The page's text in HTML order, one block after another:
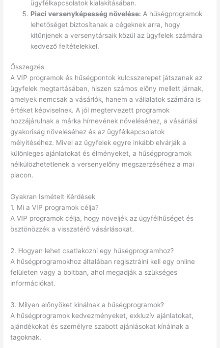
ügyfélkapcsolatok kialakításában.
Piaci versenyképesség növelése: A hűségprogramok
lehetőséget biztosítanak a cégeknek arra, hogy
kitűnjenek a versenytársaik közül az ügyfelek számára
kedvező feltételekkel.
Összegzés
A VIP programok és hűségpontok kulcsszerepet játszanak az
ügyfelek megtartásában, hiszen számos előny mellett járnak,
amelyek nemcsak a vásárlók, hanem a vállalatok számára is
értéket képviselnek. A jól megtervezett programok
hozzájárulnak a márka hírnevének növeléséhez, a vásárlási
gyakoriság növeléséhez és az ügyfélkapcsolatok
mélyítéséhez. Mivel az ügyfelek egyre inkább elvárják a
különleges ajánlatokat és élményeket, a hűségprogramok
nélkülözhetetlenek a versenyelőny megszerzéséhez a mai
piacon.
Gyakran Ismételt Kérdések
1. Mi a VIP programok célja?
A VIP programok célja, hogy növeljék az ügyfélhűséget és
ösztönözzék a visszatérő vásárlásokat.
2. Hogyan lehet csatlakozni egy hűségprogramhoz?
A hűségprogramokhoz általában regisztrálni kell egy online
felületen vagy a boltban, ahol megadják a szükséges
információkat.
3. Milyen előnyöket kínálnak a hűségprogramok?
A hűségprogramok kedvezményeket, exkluzív ajánlatokat,
ajándékokat és személyre szabott ajánlásokat kínálnak a
tagoknak.